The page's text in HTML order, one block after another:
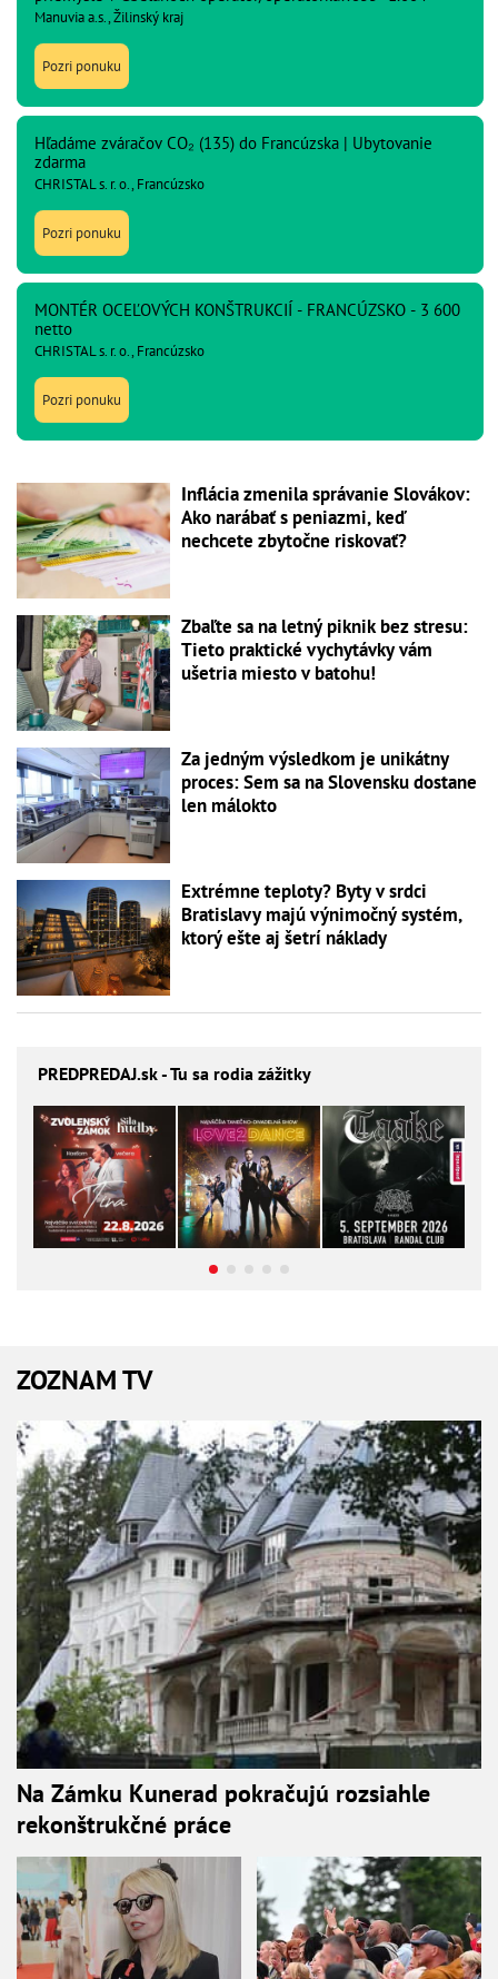
Manuvia a.s., Žilinský kraj
Pozri ponuku
Hľadáme zváračov CO₂ (135) do Francúzska | Ubytovanie
zdarma
CHRISTAL s. r. o., Francúzsko
Pozri ponuku
MONTÉR OCEĽOVÝCH KONŠTRUKCIÍ - FRANCÚZSKO - 3 600
netto
CHRISTAL s. r. o., Francúzsko
Pozri ponuku
Inflácia zmenila správanie Slovákov:
Ako narábať s peniazmi, keď
nechcete zbytočne riskovať?
Zbaľte sa na letný piknik bez stresu:
Tieto praktické vychytávky vám
ušetria miesto v batohu!
Za jedným výsledkom je unikátny
proces: Sem sa na Slovensku dostane
len málokto
Extrémne teploty? Byty v srdci
Bratislavy majú výnimočný systém,
ktorý ešte aj šetrí náklady
PREDPREDAJ.sk - Tu sa rodia zážitky
ZOZNAM TV
Na Zámku Kunerad pokračujú rozsiahle
rekonštrukčné práce